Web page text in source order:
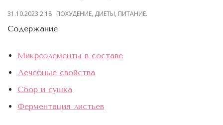
31.10.2023 2:18 ПОХУДЕНИЕ, ДИЕТЫ, ПИТАНИЕ.
Содержание
Микроэлементы в составе
Лечебные свойства
Сбор и сушка
Ферментация листьев